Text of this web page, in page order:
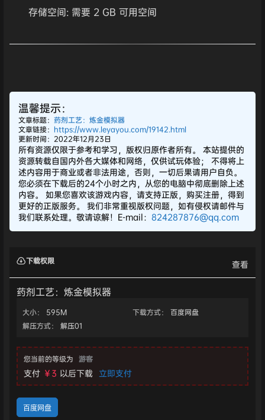
存储空间: 需要 2 GB 可用空间
温馨提示：
文章标题： 药剂工艺：炼金模拟器
文章链接： https://www.leyayou.com/19142.html
更新时间：2022年12月23日
所有资源仅限于参考和学习，版权归原作者所有。 本站提供的
资源转载自国内外各大媒体和网络，仅供试玩体验； 不得将上
述内容用于商业或者非法用途，否则，一切后果请用户自负。
您必须在下载后的24个小时之内，从您的电脑中彻底删除上述
内容。 如果您喜欢该游戏内容，请支持正版，购买注册，得到
更好的正版服务。 我们非常重视版权问题，如有侵权请邮件与
我们联系处理。敬请谅解！E-mail： 824287876@qq.com
下载权限 查看
药剂工艺：炼金模拟器
大小： 595M 下载方式：
百度网盘
解压方式：
解压01
您当前的等级为 游客
支付 ￥3 以后下载 立即支付
百度网盘